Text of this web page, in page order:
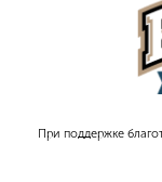
При поддержке